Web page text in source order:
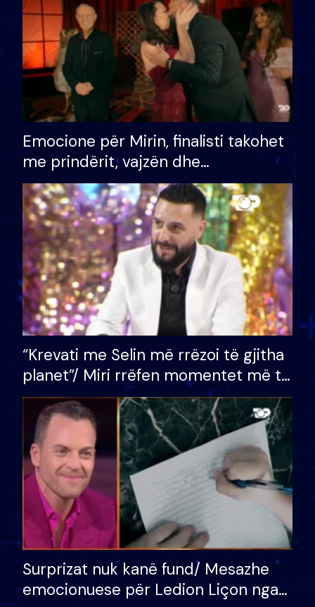
Emocione për Mirin, finalisti takohet
me prindërit, vajzën dhe
bashkëshorten: S’kemi ndonjë letër
divorci apo jo?
“Krevati me Selin më rrëzoi të gjitha
planet”/ Miri rrëfen momentet më të
bukura në shtëpinë e BB VIP: Do më
mungojë zilja e mëngjesit kur…
Surprizat nuk kanë fund/ Mesazhe
emocionuese për Ledion Liçon nga